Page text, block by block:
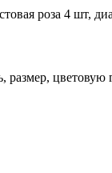
роза 4 шт,
цветовую